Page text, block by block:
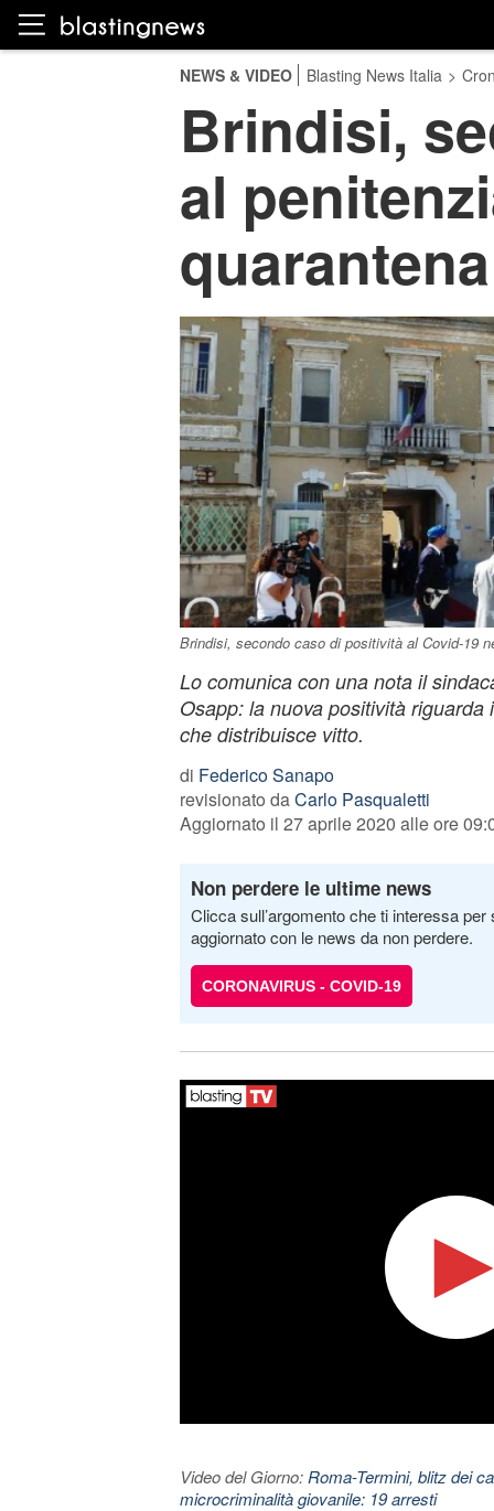
NEWS & VIDEO Blasting News Italia >
Brindisi,
al
quarantena
Brindisi, secondo caso di positività al Covid-19
Lo comunica con una nota il
Osapp: la nuova positività
che distribuisce vitto.
di Federico Sanapo
revisionato daCarlo Pasqualetti
Aggiornato il 27 aprile 2020 alle ore
Non perdere le ultime news
Clicca sull’argomento che ti interessa
aggiornato con le news da non perdere.
CORONAVIRUS - COVID-19
Video del Giorno: Roma-Termini, blitz dei
microcriminalità giovanile: 19 arresti